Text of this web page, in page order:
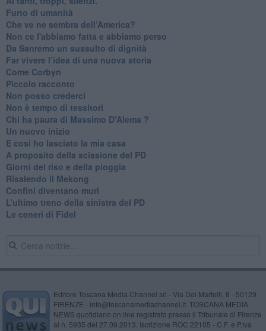
​Furto di umanità
​Che ve ne sembra dell’America?
Non ce l'abbiamo fatta e abbiamo perso
​Da Sanremo un sussulto di dignità
Far vivere l’idea di una nuova storia
Come Corbyn
Piccolo racconto
Non posso crederci
Non è tempo di tessitori
Chi ha paura di Massimo D'Alema ?
Un nuovo inizio
​E cosi ho lasciato la mia casa
A proposito della scissione del PD
​Giorni del riso e della pioggia
Risalendo il Mekong
Confini diventano muri
L’ultimo treno della sinistra del PD
Le ceneri di Fidel
Editore Toscana Media Channel srl - Via Dei Martelli, 8 - 50129
FIRENZE - info@toscanamediachannel.it. TOSCANA MEDIA
NEWS quotidiano on line registrato presso il Tribunale di Firenze
al n. 5935 del 27.09.2013. Iscrizione ROC 22105 - C.F. e P.Iva